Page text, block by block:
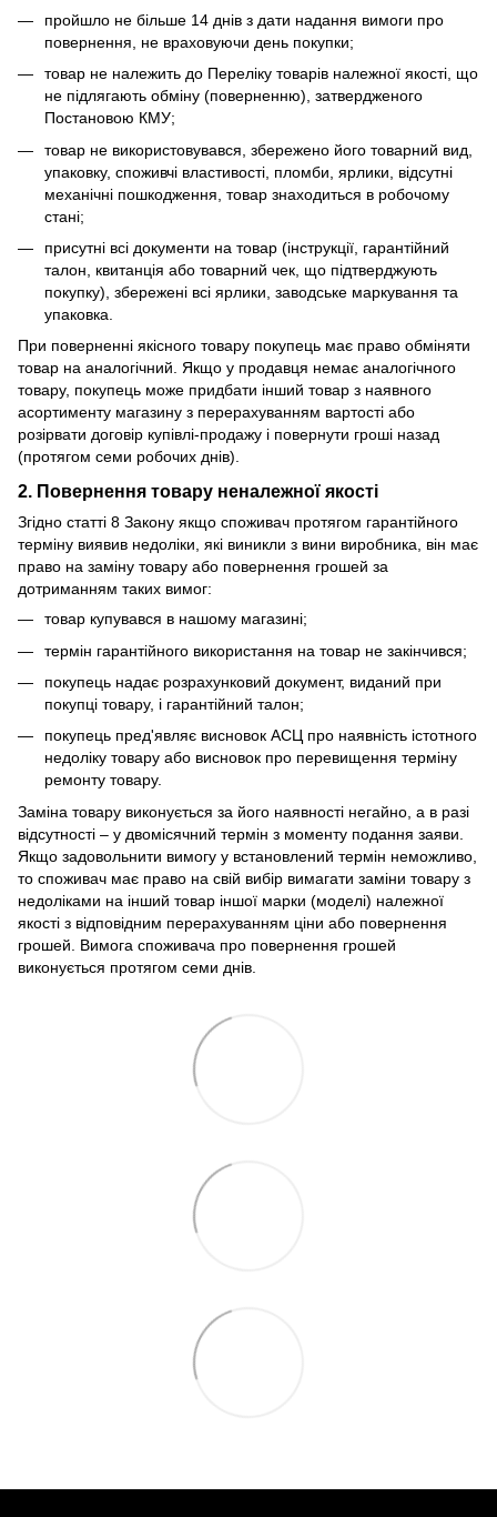
пройшло не більше 14 днів з дати надання вимоги про
повернення, не враховуючи день покупки;
товар не належить до Переліку товарів належної якості, що
не підлягають обміну (поверненню), затвердженого
Постановою КМУ;
товар не використовувався, збережено його товарний вид,
упаковку, споживчі властивості, пломби, ярлики, відсутні
механічні пошкодження, товар знаходиться в робочому
стані;
присутні всі документи на товар (інструкції, гарантійний
талон, квитанція або товарний чек, що підтверджують
покупку), збережені всі ярлики, заводське маркування та
упаковка.
При поверненні якісного товару покупець має право обміняти
товар на аналогічний. Якщо у продавця немає аналогічного
товару, покупець може придбати інший товар з наявного
асортименту магазину з перерахуванням вартості або
розірвати договір купівлі-продажу і повернути гроші назад
(протягом семи робочих днів).
2. Повернення товару неналежної якості
Згідно статті 8 Закону якщо споживач протягом гарантійного
терміну виявив недоліки, які виникли з вини виробника, він має
право на заміну товару або повернення грошей за
дотриманням таких вимог:
товар купувався в нашому магазині;
термін гарантійного використання на товар не закінчився;
покупець надає розрахунковий документ, виданий при
покупці товару, і гарантійний талон;
покупець пред'являє висновок АСЦ про наявність істотного
недоліку товару або висновок про перевищення терміну
ремонту товару.
Заміна товару виконується за його наявності негайно, а в разі
відсутності – у двомісячний термін з моменту подання заяви.
Якщо задовольнити вимогу у встановлений термін неможливо,
то споживач має право на свій вибір вимагати заміни товару з
недоліками на інший товар іншої марки (моделі) належної
якості з відповідним перерахуванням ціни або повернення
грошей. Вимога споживача про повернення грошей
виконується протягом семи днів.